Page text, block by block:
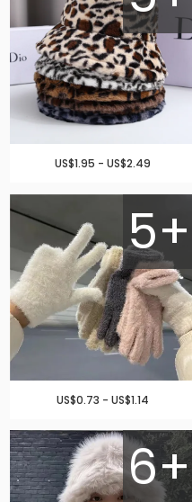
US$1.95 - US$2.49
5+
US$0.73 - US$1.14
6+